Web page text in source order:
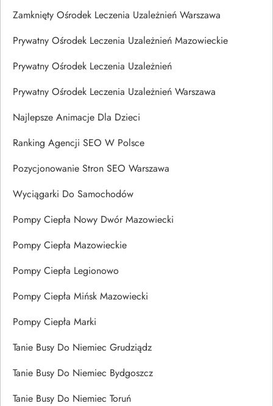
Zamknięty Ośrodek Leczenia Uzależnień Warszawa
Prywatny Ośrodek Leczenia Uzależnień Mazowieckie
Prywatny Ośrodek Leczenia Uzależnień
Prywatny Ośrodek Leczenia Uzależnień Warszawa
Najlepsze Animacje Dla Dzieci
Ranking Agencji SEO W Polsce
Pozycjonowanie Stron SEO Warszawa
Wyciągarki Do Samochodów
Pompy Ciepła Nowy Dwór Mazowiecki
Pompy Ciepła Mazowieckie
Pompy Ciepła Legionowo
Pompy Ciepła Mińsk Mazowiecki
Pompy Ciepła Marki
Tanie Busy Do Niemiec Grudziądz
Tanie Busy Do Niemiec Bydgoszcz
Tanie Busy Do Niemiec Toruń